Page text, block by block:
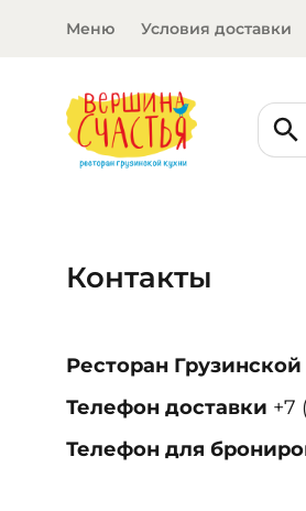
Меню Условия доставки
Контакты
Ресторан
Телефон доставки +7
Телефон для